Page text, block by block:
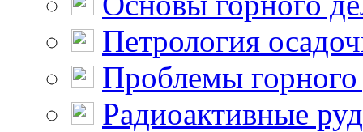
Петрология
Проблемы горного
Радиоактивные